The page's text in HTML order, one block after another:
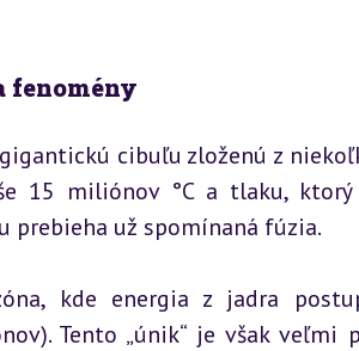
fenomény
cibuľu zloženú z
15 miliónov °C a tlaku,
prebieha už spomínaná fúzia.
kde energia z jadra
Tento „únik“ je však